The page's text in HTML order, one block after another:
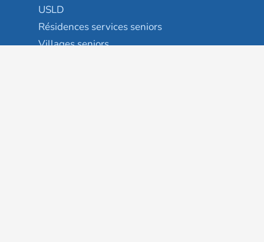
USLD
Résidences services seniors
Villages seniors